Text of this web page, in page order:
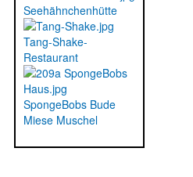
Seehähnchenhütte
Tang-Shake-
Restaurant
SpongeBobs Bude
Miese Muschel